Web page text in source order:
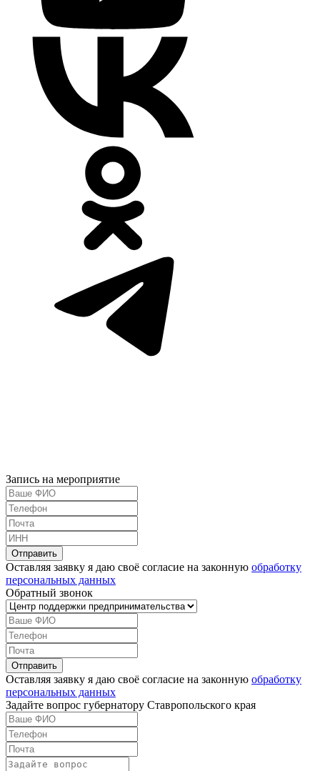
Запись на мероприятие
Оставляя заявку я даю своё согласие на законную обработку
персональных данных
Обратный звонок
Оставляя заявку я даю своё согласие на законную обработку
персональных данных
Задайте вопрос губернатору Ставропольского края